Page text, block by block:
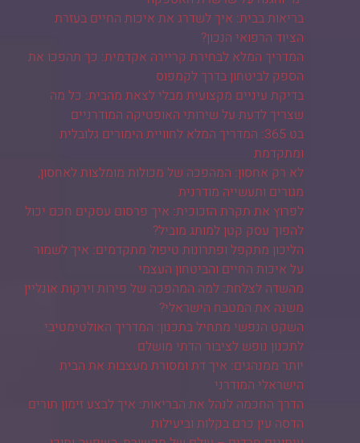
בריאות בבית: איך לשדרג את איכות החיים בעזרת
הציוד הרפואי הנכון?
המדריך המלא לבחירת קריירה אקדמית: כך תהפכו את
הספק לביטחון בדרך לקמפוס
בדיקת עיניים מקצועית מבלי לצאת מהבית: כל מה
שצריך לדעת על שירותי האופטיקה המודרניים
בט 365: המדריך המלא לחוויית הימורים גלובלית
ומתקדמת
לא רק אחסון: המהפכה של מכולות מומלצות לאחסון,
מגורים ותעשייה מודרנית
לפרוץ את תקרת הזכוכית: איך פרסום עסקים חכם יכול
להפוך עסק קטן למותג מוביל?
הליכון מתקפל ופתרונות טיפול מתקדמים: איך לשמור
על איכות החיים והביטחון העצמי
מהשדה לצלחת: למה המהפכה של פירות וירקות אונליין
משנה את המטבח הישראלי?
השקט הנפשי מתחיל בתכנון: המדריך האולטימטיבי
לתכנון נופש לציבור הדתי מושלם
יותר ממנהגים: איך דת ומסורת מעצבות את הבית
הישראלי המודרני
הדרך החכמה לנהל את הבריאות: איך לבצע זימון תורים
הדסה עין כרם בקלות וביעילות